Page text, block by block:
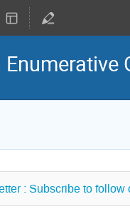
: Subscribe to follow